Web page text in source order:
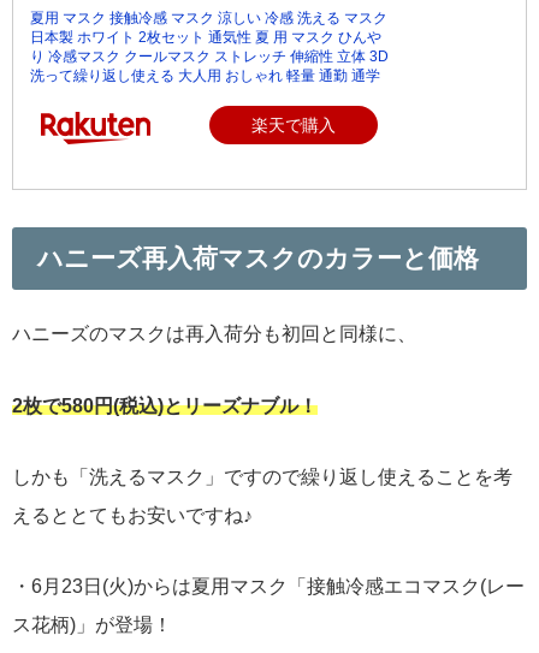
夏用 マスク 接触冷感 マスク 涼しい 冷感 洗える マスク
日本製 ホワイト 2枚セット 通気性 夏 用 マスク ひんや
り 冷感マスク クールマスク ストレッチ 伸縮性 立体 3D
洗って繰り返し使える 大人用 おしゃれ 軽量 通勤 通学
楽天で購入
ハニーズ再入荷マスクのカラーと価格
ハニーズのマスクは再入荷分も初回と同様に、
2枚で580円(税込)とリーズナブル！
しかも「洗えるマスク」ですので繰り返し使えることを考
えるととてもお安いですね♪
・6月23日(火)からは夏用マスク「接触冷感エコマスク(レー
ス花柄)」が登場！